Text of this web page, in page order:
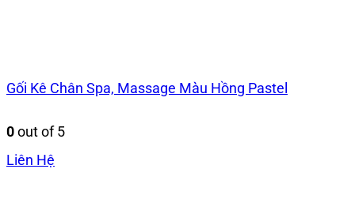
Gối Kê Chân Spa, Massage Màu Hồng Pastel
0out of 5
Liên Hệ